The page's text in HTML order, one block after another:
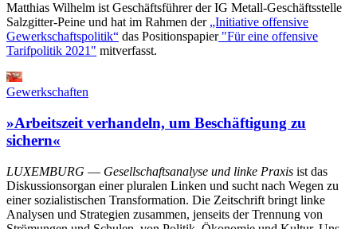
Matthias Wilhelm ist Geschäftsführer der IG Metall-Geschäftsstelle
Salzgitter-Peine und hat im Rahmen der „Initiative offensive
Gewerkschaftspolitik“ das Positionspapier"Für eine offensive
Tarifpolitik 2021" mitverfasst.
Gewerkschaften
»Arbeitszeit verhandeln, um Beschäftigung zu
sichern«
LUXEMBURG — Gesellschaftsanalyse und linke Praxis ist das
Diskussionsorgan einer pluralen Linken und sucht nach Wegen zu
einer sozialistischen Transformation. Die Zeitschrift bringt linke
Analysen und Strategien zusammen, jenseits der Trennung von